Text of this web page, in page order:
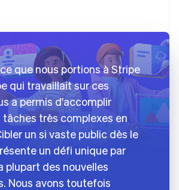
que nous portions à Stripe
qui travaillait sur ces
a permis d'accomplir
très complexes en
un si vaste public dès le
un défi unique par
plupart des nouvelles
Nous avons toutefois